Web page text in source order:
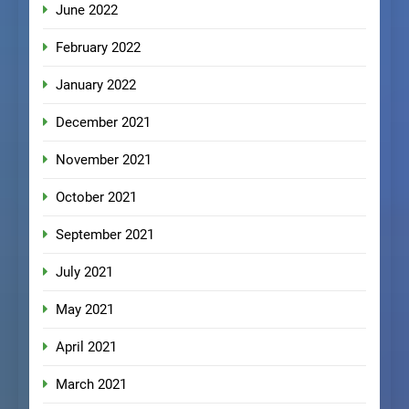
June 2022
February 2022
January 2022
December 2021
November 2021
October 2021
September 2021
July 2021
May 2021
April 2021
March 2021